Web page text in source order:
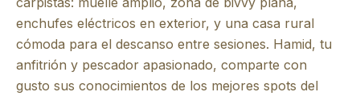
enchufes eléctricos en exterior, y una casa rural
cómoda para el descanso entre sesiones. Hamid, tu
anfitrión y pescador apasionado, comparte con
gusto sus conocimientos de los mejores spots del